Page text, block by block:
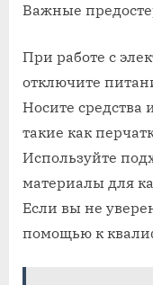
Важные
При работе с
отключите
Носите
такие как
Используйте
материалы для
Если вы не
помощью к